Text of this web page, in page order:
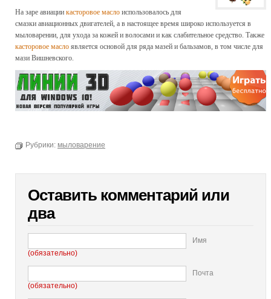
На заре авиации касторовое масло использовалось для
смазки авиационных двигателей, а в настоящее время широко используется в
мыловарении, для ухода за кожей и волосами и как слабительное средство. Также
касторовое масло является основой для ряда мазей и бальзамов, в том числе для
мази Вишневского.
Рубрики: мыловарение
Оставить комментарий или
два
Имя
(обязательно)
Почта
(обязательно)